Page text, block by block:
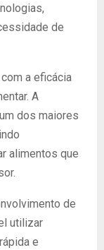
de
a eficácia
A
dos maiores
alimentos que
de
utilizar
e